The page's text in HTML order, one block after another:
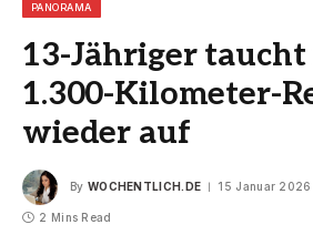
PANORAMA
13-Jähriger taucht
1.300-Kilometer-
wieder auf
By WOCHENTLICH.DE 15 Januar 2026
2 Mins Read